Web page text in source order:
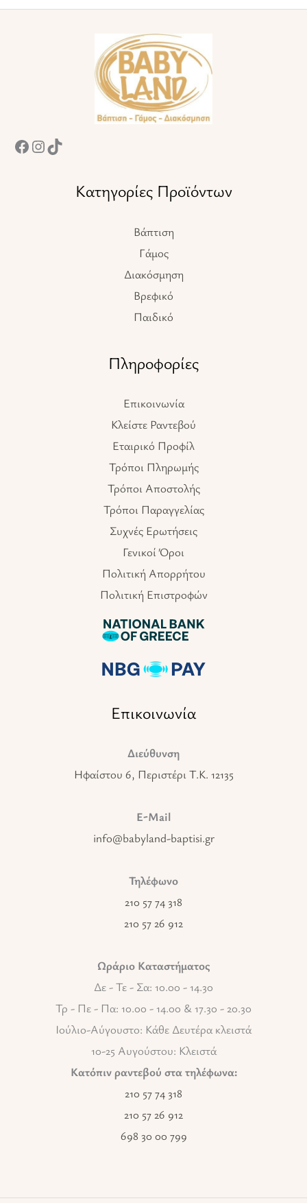
προϊόντος
Κατηγορίες Προϊόντων
Βάπτιση
Γάμος
Διακόσμηση
Βρεφικό
Παιδικό
Πληροφορίες
Επικοινωνία
Κλείστε Ραντεβού
Εταιρικό Προφίλ
Τρόποι Πληρωμής
Τρόποι Αποστολής
Τρόποι Παραγγελίας
Συχνές Ερωτήσεις
Γενικοί Όροι
Πολιτική Απορρήτου
Πολιτική Επιστροφών
Επικοινωνία
Διεύθυνση
Ηφαίστου 6, Περιστέρι T.K. 12135
E-Mail
info@babyland-baptisi.gr
Τηλέφωνο
210 57 74 318
210 57 26 912
Ωράριο Καταστήματος
Δε - Τε - Σα: 10.00 - 14.30
Τρ - Πε - Πα: 10.00 - 14.00 & 17.30 - 20.30
Ιούλιο-Αύγουστο: Κάθε Δευτέρα κλειστά
10-25 Αυγούστου: Κλειστά
Κατόπιν ραντεβού στα τηλέφωνα:
210 57 74 318
210 57 26 912
698 30 00 799